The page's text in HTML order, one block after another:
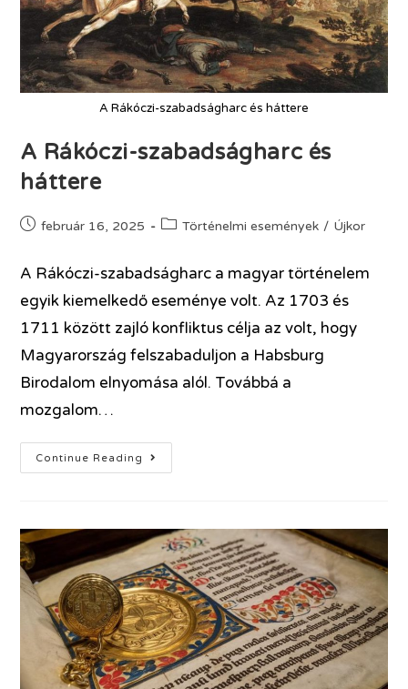
A Rákóczi-szabadságharc és háttere
A Rákóczi-szabadságharc és
háttere
február 16, 2025 Történelmi események / Újkor
A Rákóczi-szabadságharc a magyar történelem
egyik kiemelkedő eseménye volt. Az 1703 és
1711 között zajló konfliktus célja az volt, hogy
Magyarország felszabaduljon a Habsburg
Birodalom elnyomása alól. Továbbá a
mozgalom…
Continue Reading